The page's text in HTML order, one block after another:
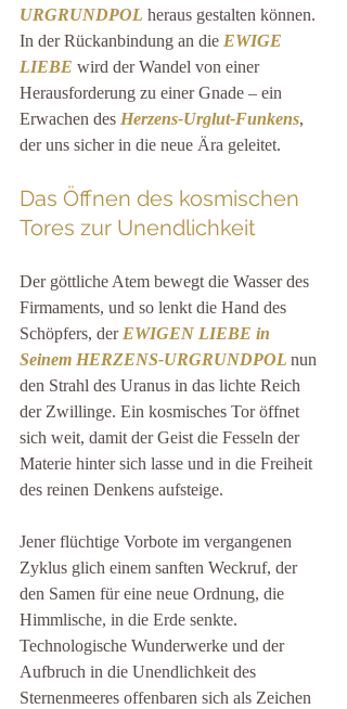
URGRUNDPOL heraus gestalten können.
In der Rückanbindung an die EWIGE
LIEBE wird der Wandel von einer
Herausforderung zu einer Gnade – ein
Erwachen des Herzens-Urglut-Funkens,
der uns sicher in die neue Ära geleitet.
Das Öffnen des kosmischen
Tores zur Unendlichkeit
Der göttliche Atem bewegt die Wasser des
Firmaments, und so lenkt die Hand des
Schöpfers, der EWIGEN LIEBE in
Seinem HERZENS-URGRUNDPOL nun
den Strahl des Uranus in das lichte Reich
der Zwillinge. Ein kosmisches Tor öffnet
sich weit, damit der Geist die Fesseln der
Materie hinter sich lasse und in die Freiheit
des reinen Denkens aufsteige.
Jener flüchtige Vorbote im vergangenen
Zyklus glich einem sanften Weckruf, der
den Samen für eine neue Ordnung, die
Himmlische, in die Erde senkte.
Technologische Wunderwerke und der
Aufbruch in die Unendlichkeit des
Sternenmeeres offenbaren sich als Zeichen